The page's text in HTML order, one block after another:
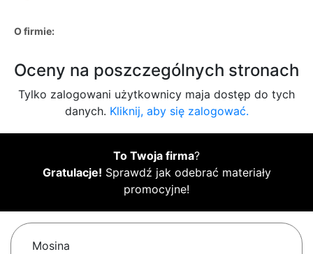
O firmie:
Oceny na poszczególnych stronach
Tylko zalogowani użytkownicy maja dostęp do tych
danych. Kliknij, aby się zalogować.
To Twoja firma?
Gratulacje! Sprawdź jak odebrać materiały
promocyjne!
Mosina